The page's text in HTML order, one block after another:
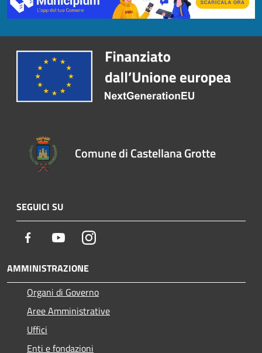
Comune di Castellana Grotte
SEGUICI SU
Facebook YoutubeInstagram
AMMINISTRAZIONE
Organi di Governo
Aree Amministrative
Uffici
Enti e fondazioni